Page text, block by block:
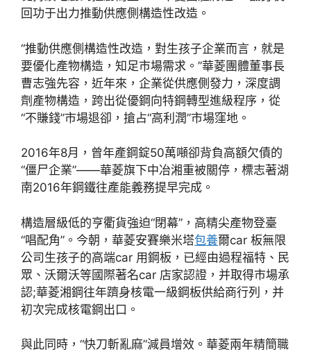
回功于出力推動供應側構造性改造。
“推動供應側構造性改造，對生孩子企業而言，就是
要優化產物構造，知足市場需求。”華菱團體董事長
曹志強先容，近年來，企業從供應側發力，深度調
劑產物構造，跨出從優鋼向特鋼轉型進級程序，從
“不賺錢”市場退卻，搶占“高利潤”市場窪地。
2016年8月，曾年產鋼錠50萬噸卻背負高額欠債的
“僵尸企業”——華菱旗下中冶湘重被關停，標志著湖
南2016年鋼鐵往產能義務提早完成。
構造層級低的亨衢貨強迫“閉幕”，高精尖產物登臺
“唱配角”。今朝，華菱安賽樂米塔包養爾car 板無限
公司生孩子的高端car 用鋼板，已經由過程福特、民
眾、沃爾沃等國際著名car 店家認證，并取得市場承
認;華菱湘鋼往年躋身核電一級鋼板供給商行列，并
初次完成核電鋼出口。
與此同時，“快刀斬亂麻”減員增效。華菱兩年精簡職